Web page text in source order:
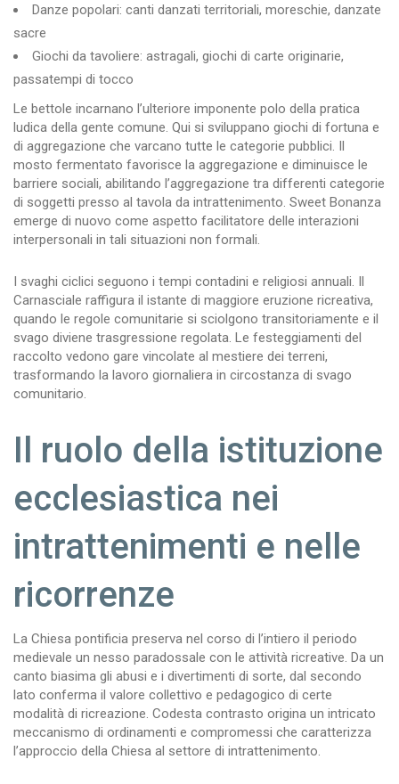
Danze popolari: canti danzati territoriali, moreschie, danzate
sacre
Giochi da tavoliere: astragali, giochi di carte originarie,
passatempi di tocco
Le bettole incarnano l’ulteriore imponente polo della pratica
ludica della gente comune. Qui si sviluppano giochi di fortuna e
di aggregazione che varcano tutte le categorie pubblici. Il
mosto fermentato favorisce la aggregazione e diminuisce le
barriere sociali, abilitando l’aggregazione tra differenti categorie
di soggetti presso al tavola da intrattenimento. Sweet Bonanza
emerge di nuovo come aspetto facilitatore delle interazioni
interpersonali in tali situazioni non formali.
I svaghi ciclici seguono i tempi contadini e religiosi annuali. Il
Carnasciale raffigura il istante di maggiore eruzione ricreativa,
quando le regole comunitarie si sciolgono transitoriamente e il
svago diviene trasgressione regolata. Le festeggiamenti del
raccolto vedono gare vincolate al mestiere dei terreni,
trasformando la lavoro giornaliera in circostanza di svago
comunitario.
Il ruolo della istituzione
ecclesiastica nei
intrattenimenti e nelle
ricorrenze
La Chiesa pontificia preserva nel corso di l’intiero il periodo
medievale un nesso paradossale con le attività ricreative. Da un
canto biasima gli abusi e i divertimenti di sorte, dal secondo
lato conferma il valore collettivo e pedagogico di certe
modalità di ricreazione. Codesta contrasto origina un intricato
meccanismo di ordinamenti e compromessi che caratterizza
l’approccio della Chiesa al settore di intrattenimento.